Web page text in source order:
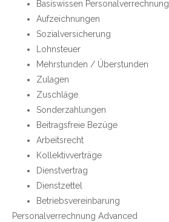
Basiswissen Personalverrechnung
Aufzeichnungen
Sozialversicherung
Lohnsteuer
Mehrstunden / Überstunden
Zulagen
Zuschläge
Sonderzahlungen
Beitragsfreie Bezüge
Arbeitsrecht
Kollektivverträge
Dienstvertrag
Dienstzettel
Betriebsvereinbarung
Personalverrechnung Advanced